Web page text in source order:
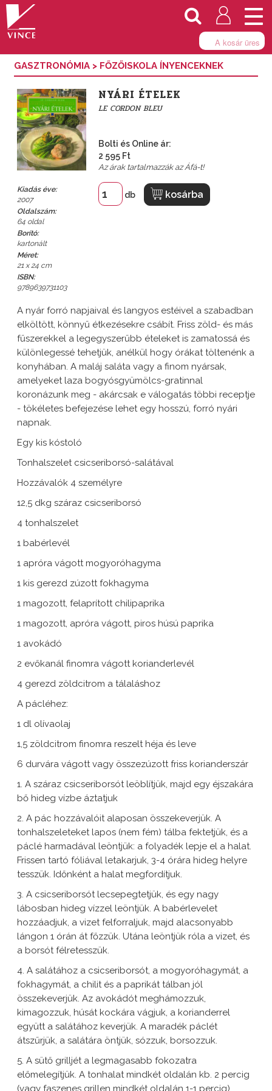
A kosár üres
GASZTRONÓMIA > FŐZŐISKOLA ÍNYENCEKNEK
Kiadás éve:
2007
Oldalszám:
64 oldal
Borító:
kartonált
Méret:
21 x 24 cm
ISBN:
9789639731103
NYÁRI ÉTELEK
LE CORDON BLEU
Bolti és Online ár:
2 595 Ft
Az árak tartalmazzák az Áfá-t!
db kosárba
A nyár forró napjaival és langyos estéivel a szabadban
elköltött, könnyű étkezésekre csábít. Friss zöld- és más
fűszerekkel a legegyszerűbb ételeket is zamatossá és
különlegessé tehetjük, anélkül hogy órákat töltenénk a
konyhában. A maláj saláta vagy a finom nyársak,
amelyeket laza bogyósgyümölcs-gratinnal
koronázunk meg - akárcsak e válogatás többi receptje
- tökéletes befejezése lehet egy hosszú, forró nyári
napnak.
Egy kis kóstoló
Tonhalszelet csicseriborsó-salátával
Hozzávalók 4 személyre
12,5 dkg száraz csicseriborsó
4 tonhalszelet
1 babérlevél
1 apróra vágott mogyoróhagyma
1 kis gerezd zúzott fokhagyma
1 magozott, felaprított chilipaprika
1 magozott, apróra vágott, piros húsú paprika
1 avokádó
2 evőkanál finomra vágott korianderlevél
4 gerezd zöldcitrom a tálaláshoz
A pácléhez:
1 dl olívaolaj
1,5 zöldcitrom finomra reszelt héja és leve
6 durvára vágott vagy összezúzott friss korianderszár
1. A száraz csicseriborsót leöblítjük, majd egy éjszakára
bő hideg vízbe áztatjuk
2. A pác hozzávalóit alaposan összekeverjük. A
tonhalszeleteket lapos (nem fém) tálba fektetjük, és a
páclé harmadával leöntjük: a folyadék lepje el a halat.
Frissen tartó fóliával letakarjuk, 3-4 órára hideg helyre
tesszük. Időnként a halat megfordítjuk.
3. A csicseriborsót lecsepegtetjük, és egy nagy
lábosban hideg vízzel leöntjük. A babérlevelet
hozzáadjuk, a vizet felforraljuk, majd alacsonyabb
lángon 1 órán át főzzük. Utána leöntjük róla a vizet, és
a borsót félretesszük.
4. A salátához a csicseriborsót, a mogyoróhagymát, a
fokhagymát, a chilit és a paprikát tálban jól
összekeverjük. Az avokádót meghámozzuk,
kimagozzuk, húsát kockára vágjuk, a korianderrel
együtt a salátához keverjük. A maradék páclét
átszűrjük, a salátára öntjük, sózzuk, borsozzuk.
5. A sütő grilljét a legmagasabb fokozatra
előmelegítjük. A tonhalat mindkét oldalán kb. 2 percig
(vagy faszenes grillen mindkét oldalán 1-1 percig)